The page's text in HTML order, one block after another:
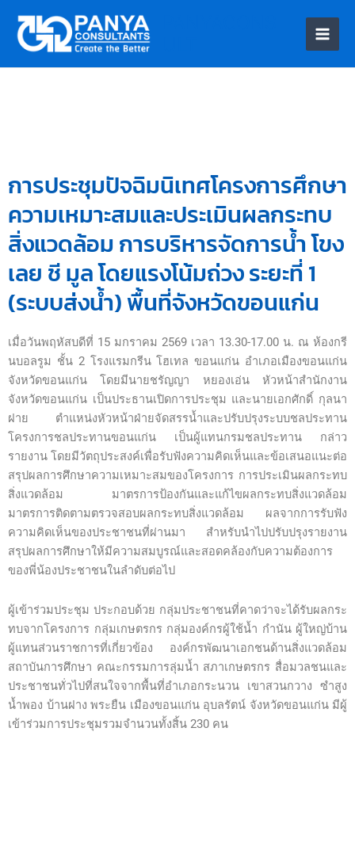
การประชุมปัจฉิมนิเทศโครงการศึกษา
ความเหมาะสมและประเมินผลกระทบ
สิ่งแวดล้อม การบริหารจัดการน้ำ โขง
เลย ชี มูล โดยแรงโน้มถ่วง ระยะที่ 1
(ระบบส่งน้ำ) พื้นที่จังหวัดขอนแก่น
เมื่อวันพฤหัสบดีที่ 15 มกราคม 2569 เวลา 13.30-17.00 น. ณ ห้องกรี
นบอลรูม ชั้น 2 โรงแรมกรีน โฮเทล ขอนแก่น อำเภอเมืองขอนแก่น
จังหวัดขอนแก่น โดยมีนายชรัญญา หยองเอ่น หัวหน้าสํานักงาน
จังหวัดขอนแก่น เป็นประธานเปิดการประชุม และนายเอกศักดิ์ กุลนา
ฝาย ตำแหน่งหัวหน้าฝ่ายจัดสรรน้ำและปรับปรุงระบบชลประทาน
โครงการชลประทานขอนแก่น เป็นผู้แทนกรมชลประทาน กล่าว
รายงาน โดยมีวัตถุประสงค์เพื่อรับฟังความคิดเห็นและข้อเสนอแนะต่อ
สรุปผลการศึกษาความเหมาะสมของโครงการ การประเมินผลกระทบ
สิ่งแวดล้อม มาตรการป้องกันและแก้ไขผลกระทบสิ่งแวดล้อม
มาตรการติดตามตรวจสอบผลกระทบสิ่งแวดล้อม ผลจากการรับฟัง
ความคิดเห็นของประชาชนที่ผ่านมา สำหรับนำไปปรับปรุงรายงาน
สรุปผลการศึกษาให้มีความสมบูรณ์และสอดคล้องกับความต้องการ
ของพี่น้องประชาชนในลำดับต่อไป
ผู้เข้าร่วมประชุม ประกอบด้วย กลุ่มประชาชนที่คาดว่าจะได้รับผลกระ
ทบจากโครงการ กลุ่มเกษตรกร กลุ่มองค์กรผู้ใช้น้ำ กำนัน ผู้ใหญ่บ้าน
ผู้แทนส่วนราชการที่เกี่ยวข้อง องค์กรพัฒนาเอกชนด้านสิ่งแวดล้อม
สถาบันการศึกษา คณะกรรมการลุ่มน้ำ สภาเกษตรกร สื่อมวลชนและ
ประชาชนทั่วไปที่สนใจจากพื้นที่อำเภอกระนวน เขาสวนกวาง ซำสูง
น้ำพอง บ้านฝาง พระยืน เมืองขอนแก่น อุบลรัตน์ จังหวัดขอนแก่น มีผู้
เข้าร่วมการประชุมรวมจำนวนทั้งสิ้น 230 คน